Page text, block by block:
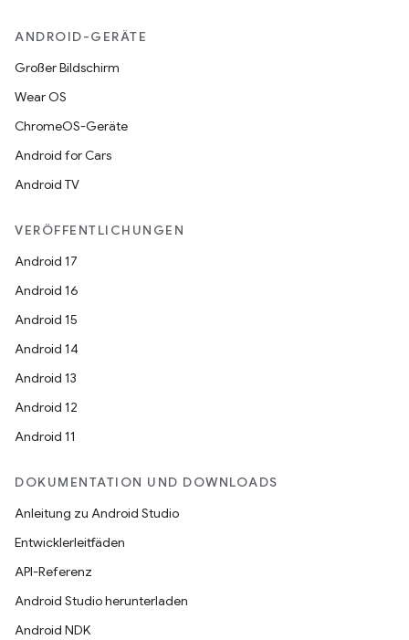
ANDROID-GERÄTE
Großer Bildschirm
Wear OS
ChromeOS-Geräte
Android for Cars
Android TV
VERÖFFENTLICHUNGEN
Android 17
Android 16
Android 15
Android 14
Android 13
Android 12
Android 11
DOKUMENTATION UND DOWNLOADS
Anleitung zu Android Studio
Entwicklerleitfäden
API-Referenz
Android Studio herunterladen
Android NDK